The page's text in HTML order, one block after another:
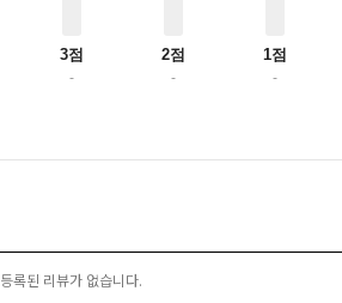
3점
-
2점
-
1점
-
등록된 리뷰가 없습니다.